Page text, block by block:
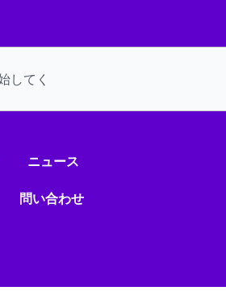
ニュース
問い合わせ